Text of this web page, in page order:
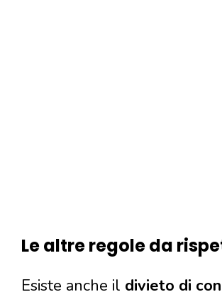
Le altre regole da
Esiste anche il divieto di